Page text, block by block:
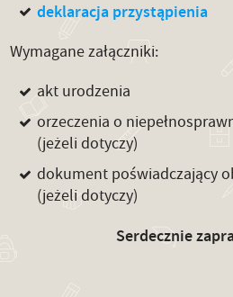
deklaracja przystąpienia
Wymagane załączniki:
akt urodzenia
orzeczenia o
(jeżeli dotyczy)
dokument poświadczający
(jeżeli dotyczy)
Serdecznie